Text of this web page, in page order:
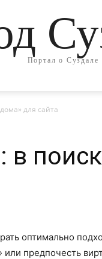
Портал о Суздале
для сайта
оптимально
предпочесть